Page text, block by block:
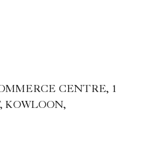
CENTRE, 1
KOWLOON,